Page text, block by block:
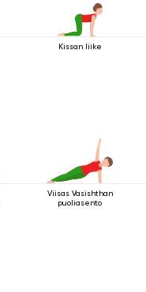
Kissan liike
Viisas Vasishthan
puoliasento